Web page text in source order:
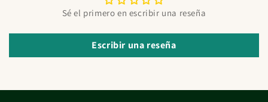
125ml
Ingredientes o activos destacados:DEET 50 %, aceite de
lavanda y aceite de geraniol.
Sé el primero en escribir una reseña
Escribir una reseña